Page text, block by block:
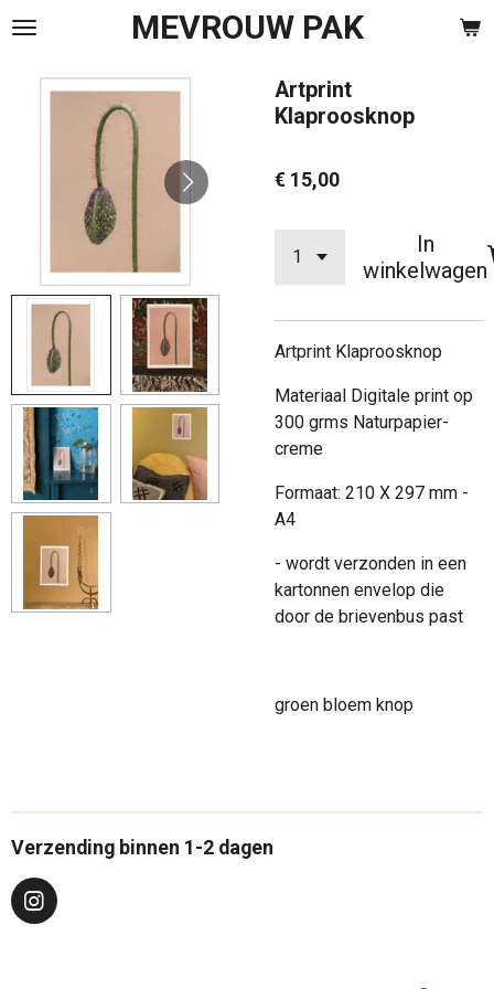
Ga
naar
hoofdinhoud
MEVROUW PAK
Artprint
Klaproosknop
€ 15,00
In
winkelwagen
Artprint Klaproosknop
Materiaal Digitale print op
300 grms Naturpapier-
creme
Formaat: 210 X 297 mm -
A4
- wordt verzonden in een
kartonnen envelop die
door de brievenbus past
groen bloem knop
Verzending binnen 1-2 dagen
I
n